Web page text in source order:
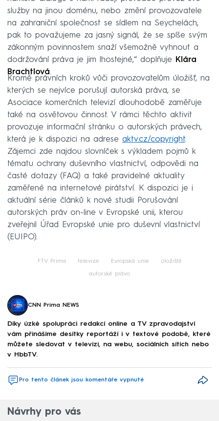
služby na jinou doménu, nebo změní provozovatele
na zahraniční společnost se sídlem na Seychelách,
pak to považujeme za jasný signál, že se spíše svým
zákonným povinnostem snaží všemožně vyhnout a
dodržování práva je jim lhostejné,“ doplňuje
Klára
Brachtlová.
Kromě právních kroků vůči provozovatelům úložišť, na
kterých se nejvíce porušují autorská práva, se
Asociace komerčních televizí dlouhodobě zaměřuje
také na osvětovou činnost. V rámci těchto aktivit
provozuje informační stránku o autorských právech,
která je k dispozici na adrese aktv.cz/copyright.
Zájemci zde najdou slovníček s výkladem pojmů k
tématu ochrany duševního vlastnictví, odpovědi na
časté dotazy (FAQ) a také pravidelné aktuality
zaměřené na internetové pirátství. K dispozici je i
aktuální série článků k nové studii Porušování
autorských práv on-line v Evropské unii, kterou
zveřejnil Úřad Evropské unie pro duševní vlastnictví
(EUIPO).
FTV Prima televize Evropská unie úložiště
autorské právo
CNN Prima NEWS
Díky úzké spolupráci redakcí online a TV zpravodajství
vám přinášíme desítky reportáží i v textové podobě, které
můžete sledovat v televizi, na webu, sociálních sítích nebo
v HbbTV.
Pro tento článek jsou komentáře vypnuté
Návrhy pro vás